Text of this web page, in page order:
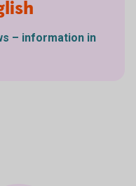
– information in